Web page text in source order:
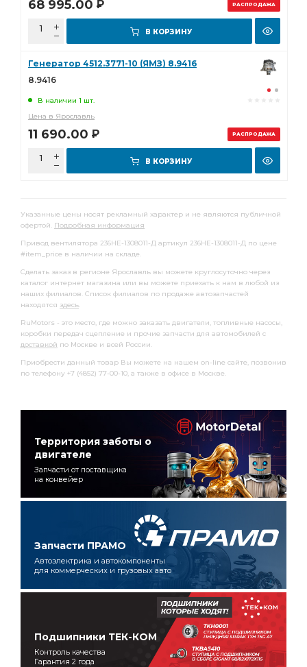
РАСПРОДАЖА
68 995.00 Р
В КОРЗИНУ
РАСПРОДАЖА
Генератор 4512.3771-10 (ЯМЗ) 8.9416
8.9416
В наличии 1 шт.
Цена в Ярославль
11 690.00 Р
В КОРЗИНУ
Указанные цены носят рекламный характер и не являются публичной
офертой. Подробная информация
Привод вентилятора 236НЕ-1308011-Д артикул 236НЕ-1308011-Д по цене
#item_price в наличии на складе.
Сделать заказ в регионе Ярославль вы можете круглосуточно через
каталог интернет магазина или вы можете приехать к нам в любой из
наших филиалов. Список филиалов по продаже автозапчастей
находятся здесь.
RuMotors - это место, где можно заказать двигатели, топливные насосы,
коробки передач сцепление и прочие запчасти для автомобилей с
доставкой по Москве и всей России.
Приобрести данный товар Вы можете на нашем on-line сайте, позвонив
по телефону +7 (4852) 77-00-10, а также в офисе в Москве.
Территория заботы о
двигателе
Запчасти от поставщика
на конвейер
Запчасти ПРАМО
Автоэлектрика и автокомпоненты
для коммерческих и грузовых авто
Подшипники ТЕК-КОМ
Контроль качества
Гарантия 2 года